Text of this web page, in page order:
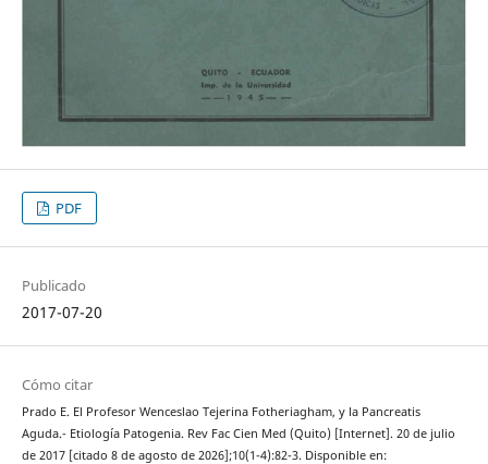
PDF
Publicado
2017-07-20
Cómo citar
Prado E. El Profesor Wenceslao Tejerina Fotheriagham, y la Pancreatis
Aguda.- Etiología Patogenia. Rev Fac Cien Med (Quito) [Internet]. 20 de julio
de 2017 [citado 8 de agosto de 2026];10(1-4):82-3. Disponible en: